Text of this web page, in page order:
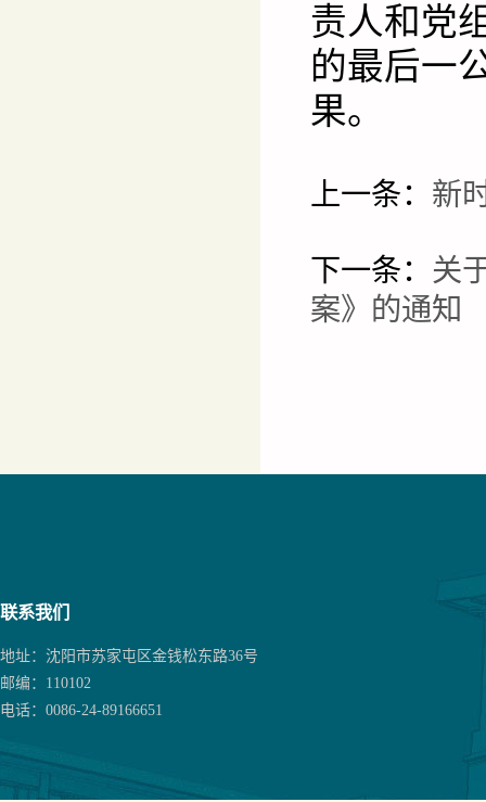
责人和党
的最后一
果。
上一条： 新
下一条： 关
案》的通知
联系我们
地址：沈阳市苏家屯区金钱松东路36号
邮编：110102
电话：0086-24-89166651